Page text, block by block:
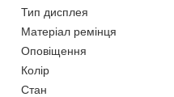
Тип дисплея
Матеріал ремінця
Оповіщення
Колір
Стан